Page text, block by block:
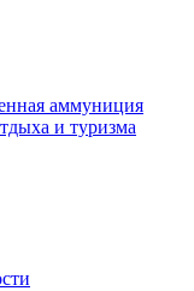
аммуниция
и туризма